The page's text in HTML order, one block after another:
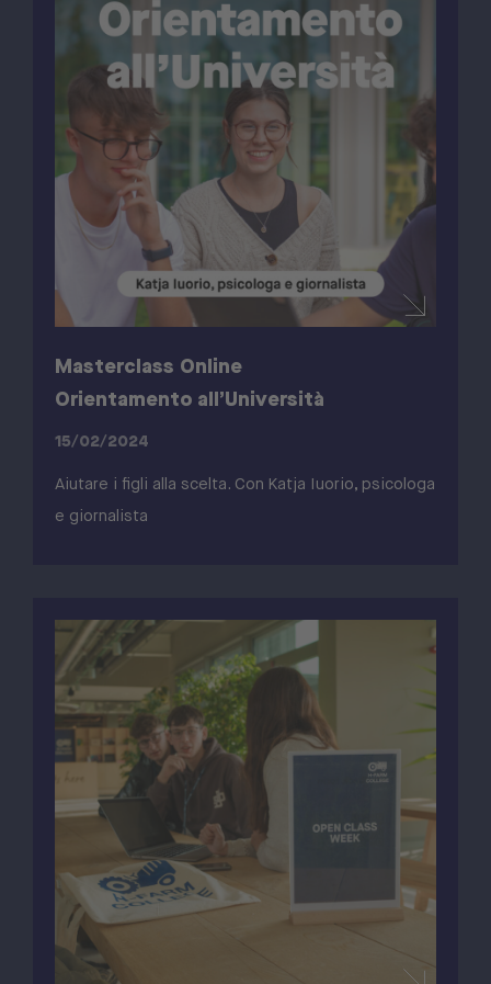
Masterclass Online
Orientamento all’Università
15/02/2024
Aiutare i figli alla scelta. Con Katja Iuorio, psicologa
e giornalista